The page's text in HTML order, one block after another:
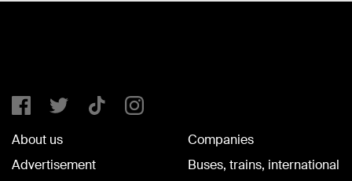
About us
Advertisement
Companies
Buses, trains, international